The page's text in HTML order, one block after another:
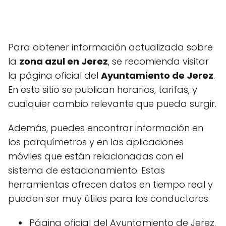
Para obtener información actualizada sobre
la zona azul en Jerez, se recomienda visitar
la página oficial del Ayuntamiento de Jerez.
En este sitio se publican horarios, tarifas, y
cualquier cambio relevante que pueda surgir.
Además, puedes encontrar información en
los parquímetros y en las aplicaciones
móviles que están relacionadas con el
sistema de estacionamiento. Estas
herramientas ofrecen datos en tiempo real y
pueden ser muy útiles para los conductores.
Página oficial del Ayuntamiento de Jerez.